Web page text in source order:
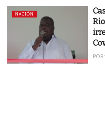
NACIÓN
POR: